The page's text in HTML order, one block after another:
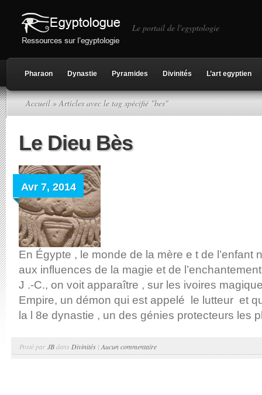
Le portail de l'egyptologie
Pharaon Dynastie Pyramides Divinités L’art egyptien
Accueil» Articles avec le tag spécifié "bes"
Le Dieu Bès
Avr 7, 2014
En Égypte , le monde de la mère e t de l’enfant
aux influences de la magie et de
J .-C., on voit apparaître , sur les ivoires
Empire, un démon qui est appelé le lutteur et
la l 8e dynastie , un des génies protecteurs les
Posté parJBdans Divinités | Aucun commentaire